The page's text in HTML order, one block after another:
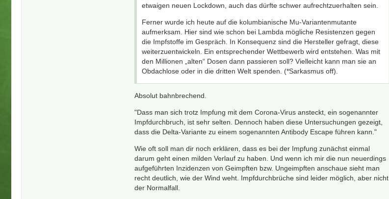
etwaigen neuen Lockdown, auch das dürfte schwer aufrechtzuerhalten sein.
Ferner wurde ich heute auf die kolumbianische Mu-Variantenmutante
aufmerksam. Hier sind wie schon bei Lambda mögliche Resistenzen gegen
die Impfstoffe im Gespräch. In Konsequenz sind die Hersteller gefragt, diese
weiterzuentwickeln. Ein entsprechender Wettbewerb wird entstehen. Was mit
den Millionen „alten“ Dosen dann passieren soll? Vielleicht kann man sie an
Obdachlose oder in die dritten Welt spenden. (*Sarkasmus off).
Absolut bahnbrechend.
"Dass man sich trotz Impfung mit dem Corona-Virus ansteckt, ein sogenannter
Impfdurchbruch, ist sehr selten. Dennoch haben diese Untersuchungen gezeigt,
dass die Delta-Variante zu einem sogenannten Antibody Escape führen kann."
Wie oft soll man dir noch erklären, dass es bei der Impfung zunächst einmal
darum geht einen milden Verlauf zu haben. Und wenn ich mir die nun neuerdings
aufgeführten Inzidenzen von Geimpften bzw. Ungeimpften anschaue sieht man
recht deutlich, wie der Wind weht. Impfdurchbrüche sind leider möglich, aber nicht
der Normalfall.